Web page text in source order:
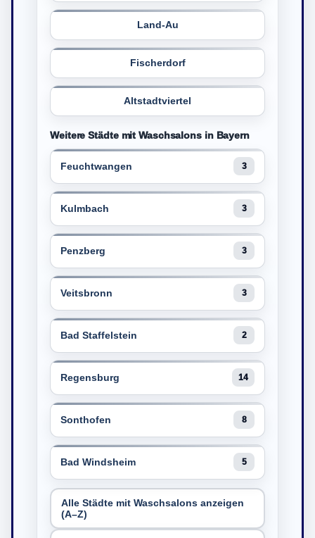
Land-Au
Fischerdorf
Altstadtviertel
Weitere Städte mit Waschsalons in Bayern
Feuchtwangen 3
Kulmbach 3
Penzberg 3
Veitsbronn 3
Bad Staffelstein 2
Regensburg 14
Sonthofen 8
Bad Windsheim 5
Alle Städte mit Waschsalons anzeigen
(A–Z)